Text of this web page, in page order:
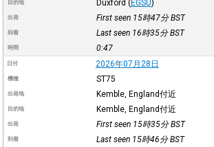
目的地 Duxford (EGSU)
出発 First seen 15時47分BST
到着 Last seen 16時35分BST
時間 0:47
日付 2026年07月28日
機種 ST75
出発地 Kemble, England付近
目的地 Kemble, England付近
出発 First seen 15時35分BST
到着 Last seen 15時46分BST